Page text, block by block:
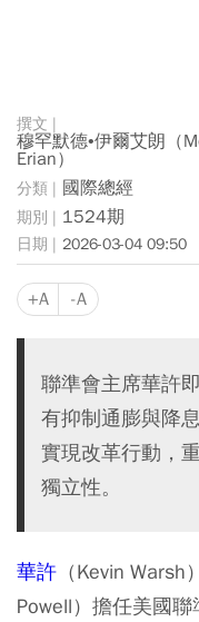
穆罕默德•伊爾艾朗（
Erian）
國際總經
1524期
2026-03-04 09:50
+A -A
聯準會主席華許
有抑制通膨與降
實現改革行動，
獨立性。
華許 （Kevin
Powell）擔任美國